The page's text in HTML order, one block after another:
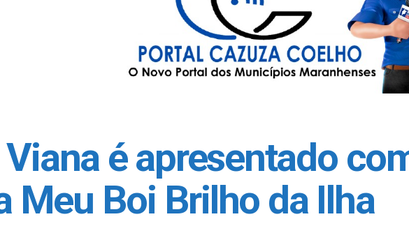
é apresentado
Meu Boi Brilho da Ilha